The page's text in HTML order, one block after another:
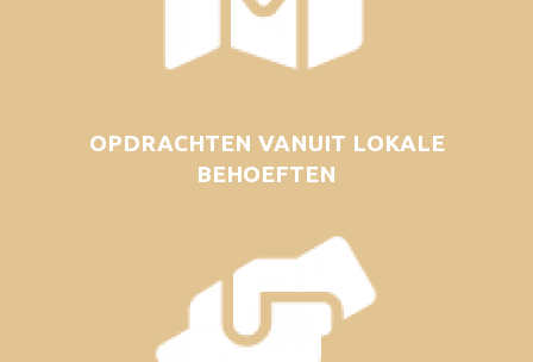
OPDRACHTEN VANUIT LOKALE
BEHOEFTEN